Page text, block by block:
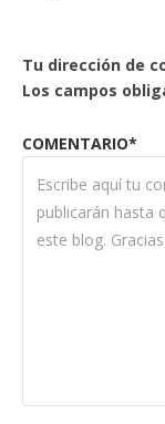
Tu dirección de
Los campos
COMENTARIO*